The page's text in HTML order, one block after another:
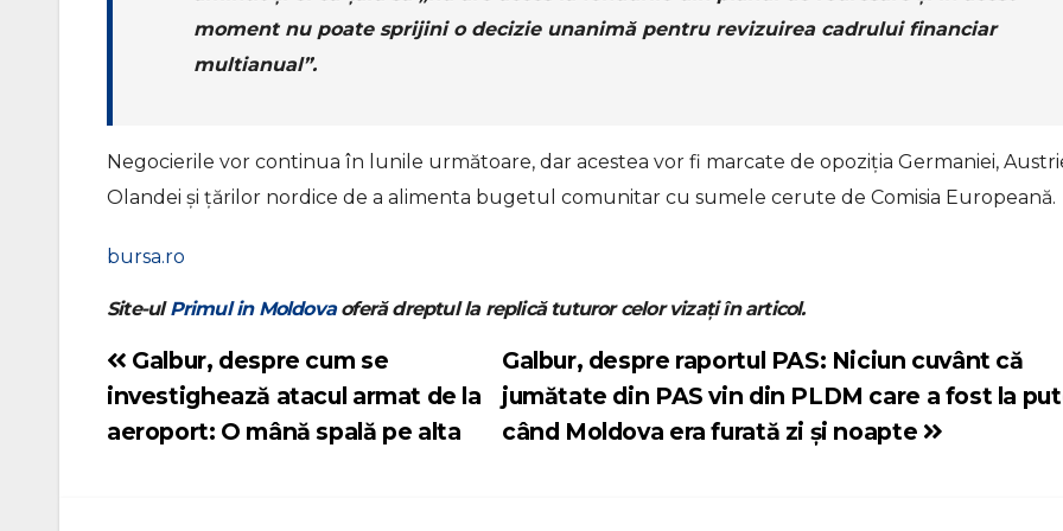
moment nu poate sprijini o decizie unanimă pentru revizuirea cadrului financiar
multianual”.
Negocierile vor continua în lunile următoare, dar acestea vor fi marcate de opoziţia Germaniei,
Olandei şi ţărilor nordice de a alimenta bugetul comunitar cu sumele cerute de Comisia Europeană.
bursa.ro
Site-ulPrimul in Moldovaoferă dreptul la replică tuturor celor vizați în articol.
Navigare
în
Galbur, despre raportul PAS: Niciun cuvânt că
jumătate din PAS vin din PLDM care a fost la
când Moldova era furată zi și noapte
Galbur, despre cum se
investighează atacul armat de la
aeroport: O mână spală pe alta